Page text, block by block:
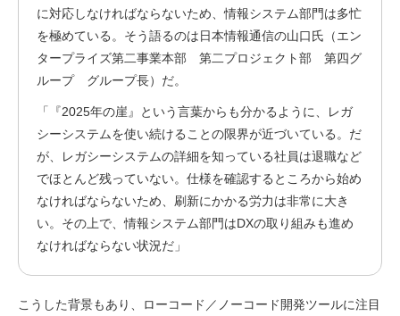
に対応しなければならないため、情報システム部門は多忙
を極めている。そう語るのは日本情報通信の山口氏（エン
タープライズ第二事業本部 第二プロジェクト部 第四グ
ループ グループ長）だ。
「『2025年の崖』という言葉からも分かるように、レガ
シーシステムを使い続けることの限界が近づいている。だ
が、レガシーシステムの詳細を知っている社員は退職など
でほとんど残っていない。仕様を確認するところから始め
なければならないため、刷新にかかる労力は非常に大き
い。その上で、情報システム部門はDXの取り組みも進め
なければならない状況だ」
こうした背景もあり、ローコード／ノーコード開発ツールに注目